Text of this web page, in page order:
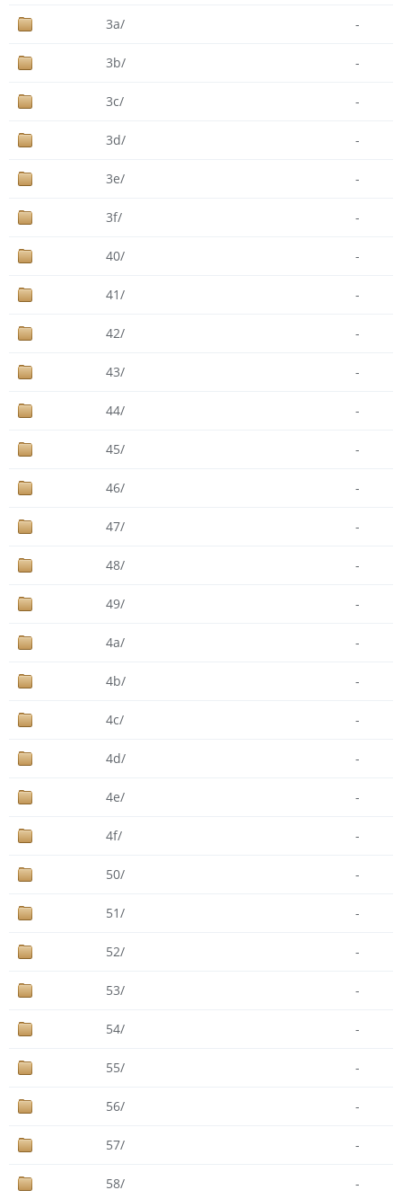
3a/ -
3b/ -
3c/ -
3d/ -
3e/ -
3f/ -
40/ -
41/ -
42/ -
43/ -
44/ -
45/ -
46/ -
47/ -
48/ -
49/ -
4a/ -
4b/ -
4c/ -
4d/ -
4e/ -
4f/ -
50/ -
51/ -
52/ -
53/ -
54/ -
55/ -
56/ -
57/ -
58/ -